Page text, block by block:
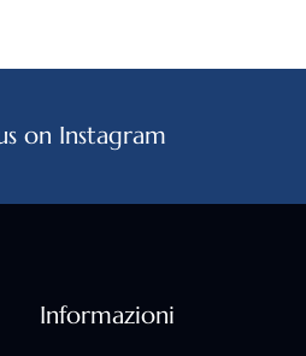
on Instagram
Informazioni